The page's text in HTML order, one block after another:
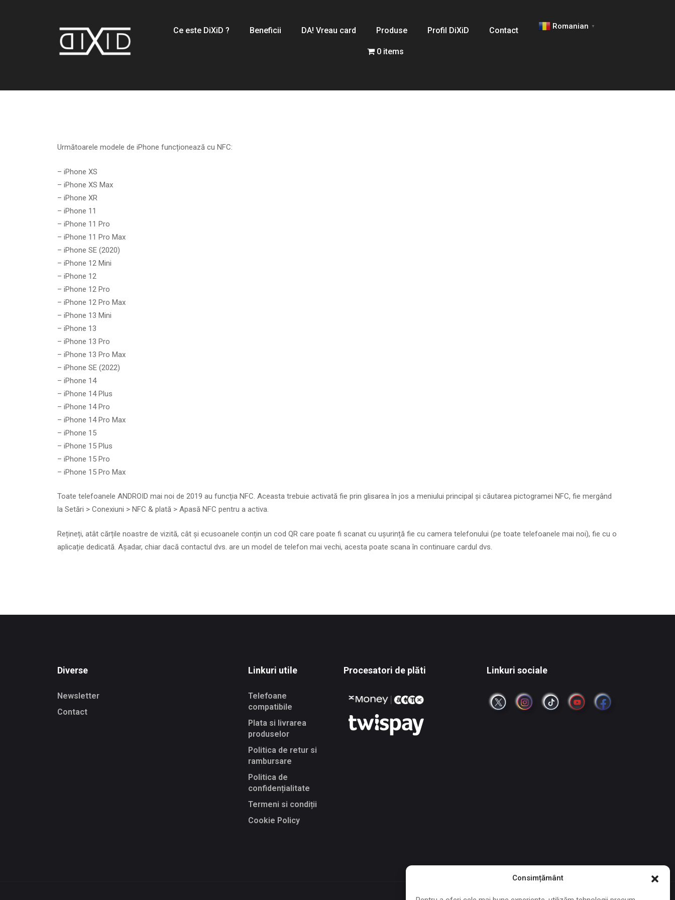
Consimțământ
Ce este DiXiD ? Beneficii DA! Vreau card Produse Profil DiXiD Contact Romanian ▼
0 items
Următoarele modele de iPhone funcționează cu NFC:
– iPhone XS
– iPhone XS Max
– iPhone XR
– iPhone 11
– iPhone 11 Pro
– iPhone 11 Pro Max
– iPhone SE (2020)
– iPhone 12 Mini
– iPhone 12
– iPhone 12 Pro
– iPhone 12 Pro Max
– iPhone 13 Mini
– iPhone 13
– iPhone 13 Pro
– iPhone 13 Pro Max
– iPhone SE (2022)
– iPhone 14
– iPhone 14 Plus
– iPhone 14 Pro
– iPhone 14 Pro Max
– iPhone 15
– iPhone 15 Plus
– iPhone 15 Pro
– iPhone 15 Pro Max
Toate telefoanele ANDROID mai noi de 2019 au funcția NFC. Aceasta trebuie activată fie prin glisarea în jos a meniului principal și căutarea pictogramei NFC, fie mergând
la Setări > Conexiuni > NFC & plată > Apasă NFC pentru a activa.
Rețineți, atât cărțile noastre de vizită, cât și ecusoanele conțin un cod QR care poate fi scanat cu ușurință fie cu camera telefonului (pe toate telefoanele mai noi), fie cu o
aplicație dedicată. Așadar, chiar dacă contactul dvs. are un model de telefon mai vechi, acesta poate scana în continuare cardul dvs.
Diverse
Newsletter
Contact
Linkuri utile
Telefoane
compatibile
Plata si livrarea
produselor
Politica de retur si
rambursare
Politica de
confidențialitate
Termeni si condiții
Cookie Policy
Procesatori de plăti Linkuri sociale